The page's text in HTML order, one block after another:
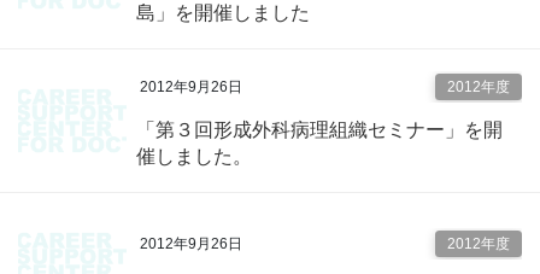
島」を開催しました
2012年9月26日 2012年度
「第３回形成外科病理組織セミナー」を開
催しました。
2012年9月26日 2012年度